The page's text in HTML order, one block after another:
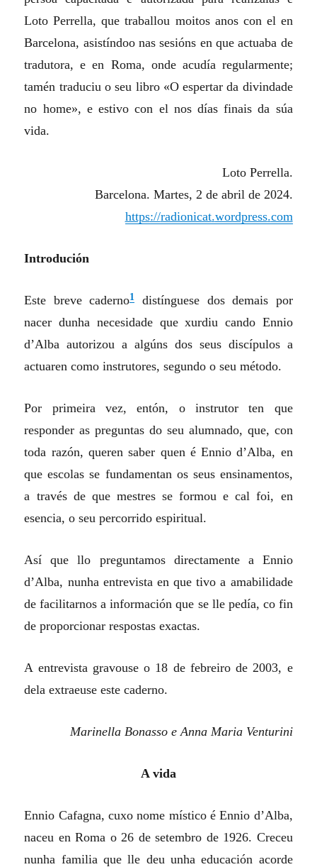
Loto Perrella, que traballou moitos anos con el en
Barcelona, asistíndoo nas sesións en que actuaba de
tradutora, e en Roma, onde acudía regularmente;
tamén traduciu o seu libro «O espertar da divindade
no home», e estivo con el nos días finais da súa
vida.
Loto Perrella.
Barcelona. Martes, 2 de abril de 2024.
https://radionicat.wordpress.com
Introdución
Este breve caderno1
distínguese dos demais por
nacer dunha necesidade que xurdiu cando Ennio
d’Alba autorizou a algúns dos seus discípulos a
actuaren como instrutores, segundo o seu método.
Por primeira vez, entón, o instrutor ten que
responder as preguntas do seu alumnado, que, con
toda razón, queren saber quen é Ennio d’Alba, en
que escolas se fundamentan os seus ensinamentos,
a través de que mestres se formou e cal foi, en
esencia, o seu percorrido espiritual.
Así que llo preguntamos directamente a Ennio
d’Alba, nunha entrevista en que tivo a amabilidade
de facilitarnos a información que se lle pedía, co fin
de proporcionar respostas exactas.
A entrevista gravouse o 18 de febreiro de 2003, e
dela extraeuse este caderno.
Marinella Bonasso e Anna Maria Venturini
A vida
Ennio Cafagna, cuxo nome místico é Ennio d’Alba,
naceu en Roma o 26 de setembro de 1926. Creceu
nunha familia que lle deu unha educación acorde